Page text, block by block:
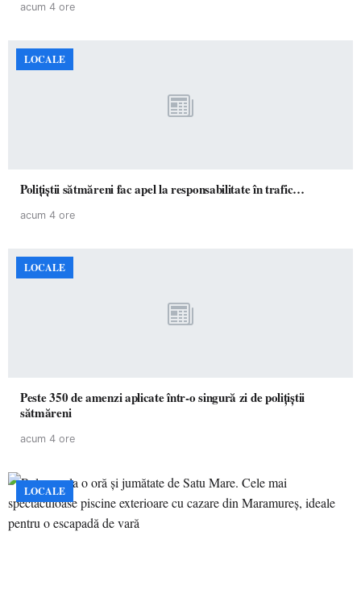
acum 4 ore
LOCALE
Polițiștii sătmăreni fac apel la responsabilitate în trafic…
acum 4 ore
LOCALE
Peste 350 de amenzi aplicate într-o singură zi de polițiștii
sătmăreni
acum 4 ore
LOCALE